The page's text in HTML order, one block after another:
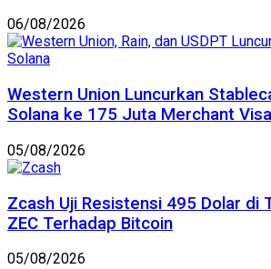
06/08/2026
Western Union Luncurkan
Solana ke 175 Juta Merchant Visa
05/08/2026
Zcash Uji Resistensi 495 Dolar di
ZEC Terhadap Bitcoin
05/08/2026